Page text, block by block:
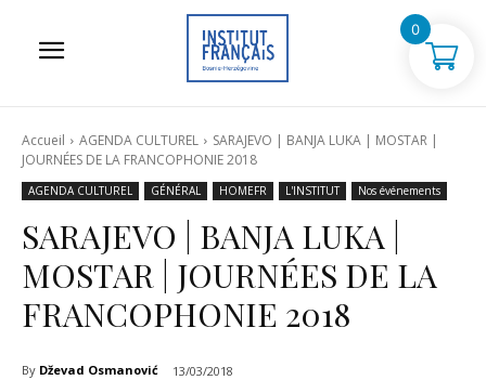
Accueil AGENDA CULTUREL
SARAJEVO | BANJA LUKA | MOSTAR |
JOURNÉES DE LA FRANCOPHONIE 2018
AGENDA CULTUREL GÉNÉRAL HOMEFR L'INSTITUT Nos événements
SARAJEVO | BANJA LUKA |
MOSTAR | JOURNÉES DE LA
FRANCOPHONIE 2018
By Dževad Osmanović 13/03/2018
0